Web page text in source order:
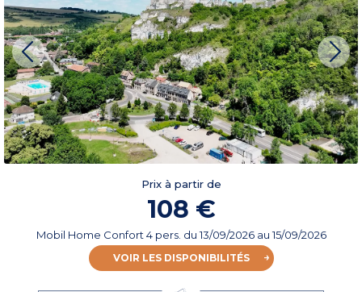
Prix à partir de
108 €
Mobil Home Confort 4 pers. du13/09/2026au 15/09/2026
VOIR LES DISPONIBILITÉS